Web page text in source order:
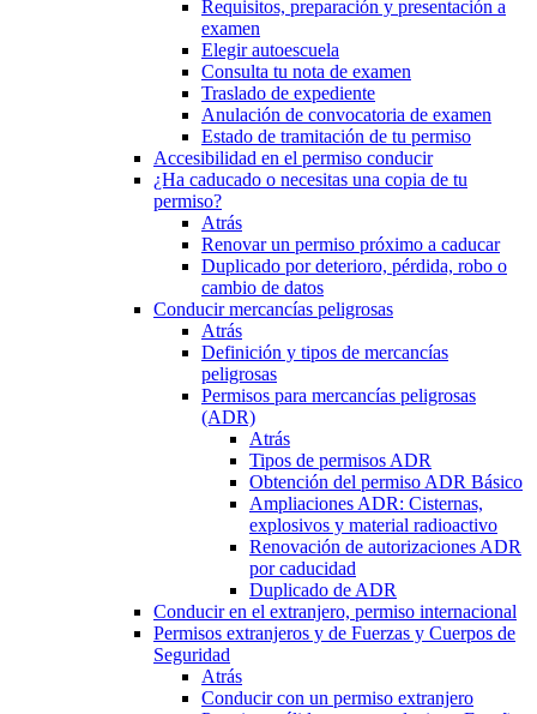
Requisitos, preparación y presentación a
examen
Elegir autoescuela
Consulta tu nota de examen
Traslado de expediente
Anulación de convocatoria de examen
Estado de tramitación de tu permiso
Accesibilidad en el permiso conducir
¿Ha caducado o necesitas una copia de tu
permiso?
Atrás
Renovar un permiso próximo a caducar
Duplicado por deterioro, pérdida, robo o
cambio de datos
Conducir mercancías peligrosas
Atrás
Definición y tipos de mercancías
peligrosas
Permisos para mercancías peligrosas
(ADR)
Atrás
Tipos de permisos ADR
Obtención del permiso ADR Básico
Ampliaciones ADR: Cisternas,
explosivos y material radioactivo
Renovación de autorizaciones ADR
por caducidad
Duplicado de ADR
Conducir en el extranjero, permiso internacional
Permisos extranjeros y de Fuerzas y Cuerpos de
Seguridad
Atrás
Conducir con un permiso extranjero